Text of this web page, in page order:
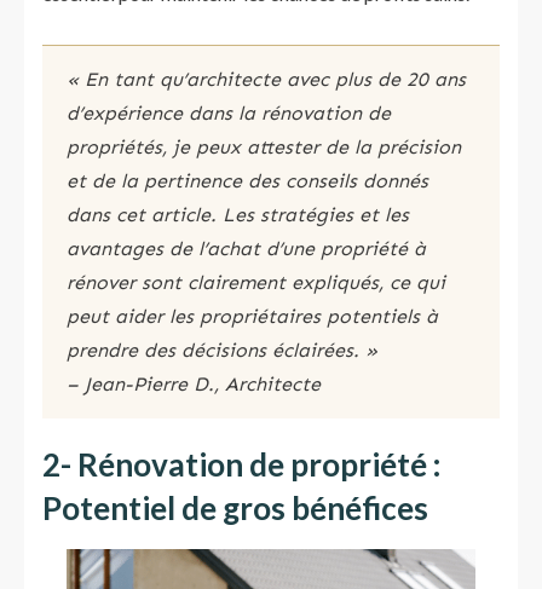
« En tant qu’architecte avec plus de 20 ans
d’expérience dans la rénovation de
propriétés, je peux attester de la précision
et de la pertinence des conseils donnés
dans cet article. Les stratégies et les
avantages de l’achat d’une propriété à
rénover sont clairement expliqués, ce qui
peut aider les propriétaires potentiels à
prendre des décisions éclairées. »
– Jean-Pierre D., Architecte
2- Rénovation de propriété :
Potentiel de gros bénéfices